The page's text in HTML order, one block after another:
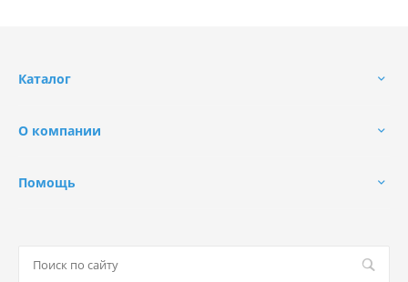
Каталог
О компании
Помощь